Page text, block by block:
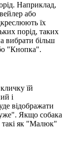
Наприклад,
або
їх
порід, таких
вибрати більш
"Кнопка".
їй
і
відображати
Якщо собака
такі як "Малюк"